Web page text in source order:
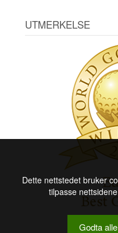
UTMERKELSE
Dette nettstedet bruker
tilpasse
Godta alle